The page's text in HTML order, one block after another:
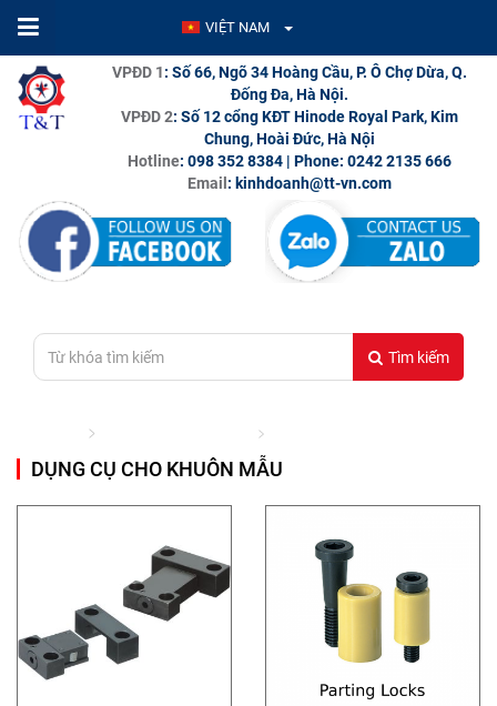
VIỆT NAM
VPĐD 1: Số 66, Ngõ 34 Hoàng Cầu, P. Ô Chợ Dừa, Q.
Đống Đa, Hà Nội.
VPĐD 2: Số 12 cổng KĐT Hinode Royal Park, Kim
Chung, Hoài Đức, Hà Nội
Hotline: 098 352 8384 | Phone: 0242 2135 666
Email : kinhdoanh@tt-vn.com
Tìm kiếm
DỤNG CỤ CHO KHUÔN MẪU